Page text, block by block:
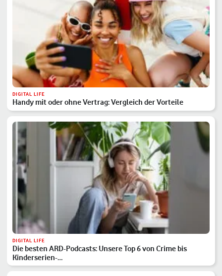
DIGITAL LIFE
Handy mit oder ohne Vertrag: Vergleich der Vorteile
DIGITAL LIFE
Die besten ARD-Podcasts: Unsere Top 6 von Crime bis
Kinderserien-…